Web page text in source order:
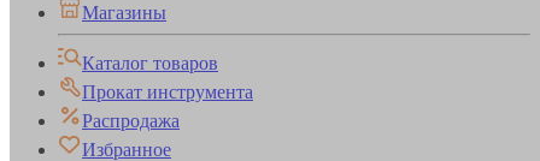
Магазины
Каталог товаров
Прокат инструмента
Распродажа
Избранное